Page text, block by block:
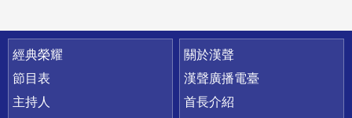
快速連結
經典榮耀
節目表
主持人
關於漢聲
漢聲廣播電臺
首長介紹